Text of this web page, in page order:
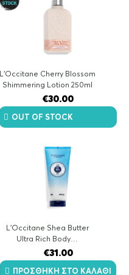
L'Occitane Cherry Blossom
Shimmering Lotion 250ml
€30.00
OUT OF STOCK
L'Occitane Shea Butter
Ultra Rich Body…
€31.00
ΠΡΟΣΘΉΚΗ ΣΤΟ ΚΑΛΆΘΙ